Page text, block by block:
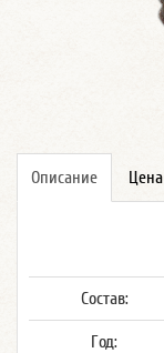
Описание Цена
Состав:
Год: